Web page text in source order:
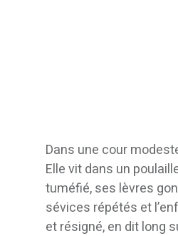
Dans une cour
Elle vit dans un
tuméfié, ses lèvres
sévices répétés et
et résigné, en dit long